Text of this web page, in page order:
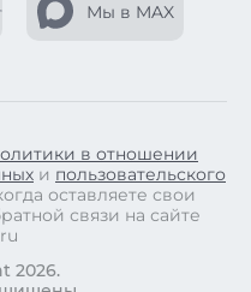
Мы в MAX
в отношении
и пользовательского
оставляете свои
связи на сайте
2026.